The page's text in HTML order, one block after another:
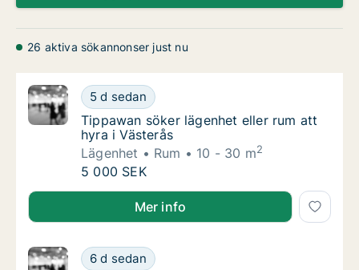
26 aktiva sökannonser just nu
Tippawan söker lägenhet eller rum att hyra i
5 d sedan
Tippawan söker lägenhet eller rum att hyra i
Tippawan söker lägenhet eller rum att
hyra i Västerås
Lägenhet
Rum 10 - 30 m2
Tippawan söker lägenhet eller rum att hyra i
5 000 SEK
Tippawan söker lägenhet eller rum att hyra i
Mer info
Jag söker lägenhet att hyra i Västerås
6 d sedan